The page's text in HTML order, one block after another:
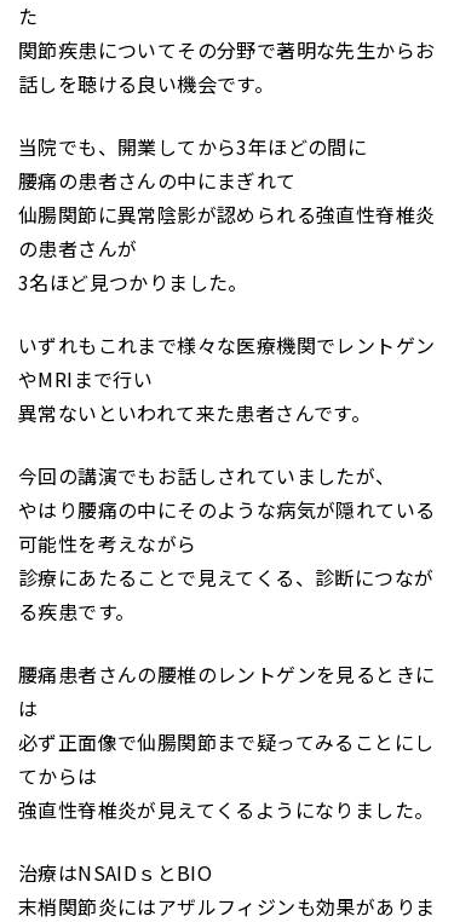
た
関節疾患についてその分野で著明な先生からお
話しを聴ける良い機会です。
当院でも、開業してから3年ほどの間に
腰痛の患者さんの中にまぎれて
仙腸関節に異常陰影が認められる強直性脊椎炎
の患者さんが
3名ほど見つかりました。
いずれもこれまで様々な医療機関でレントゲン
やMRIまで行い
異常ないといわれて来た患者さんです。
今回の講演でもお話しされていましたが、
やはり腰痛の中にそのような病気が隠れている
可能性を考えながら
診療にあたることで見えてくる、診断につなが
る疾患です。
腰痛患者さんの腰椎のレントゲンを見るときに
は
必ず正面像で仙腸関節まで疑ってみることにし
てからは
強直性脊椎炎が見えてくるようになりました。
治療はNSAIDｓとBIO
末梢関節炎にはアザルフィジンも効果がありま